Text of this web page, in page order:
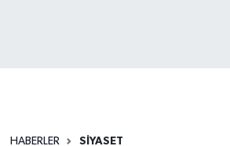
HABERLER SİYASET